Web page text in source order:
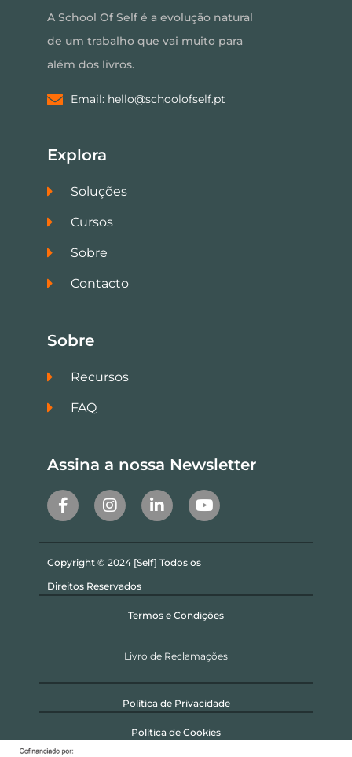
A School Of Self é a evolução natural
de um trabalho que vai muito para
além dos livros.
Email: hello@schoolofself.pt
Explora
Soluções
Cursos
Sobre
Contacto
Sobre
Recursos
FAQ
Assina a nossa Newsletter
Copyright © 2024 [Self] Todos os
Direitos Reservados
Termos e Condições
Livro de Reclamações
Política de Privacidade
Política de Cookies